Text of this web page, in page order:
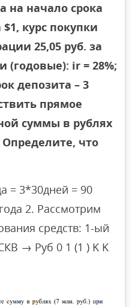
на начало срока
курс покупки
25,05 руб. за
(годовые): ir = 28%;
депозита – 3
прямое
суммы в рублях
что
= 3*30дней = 90
2. Рассмотрим
средств: 1-ый
→ Руб 0 1 (1 ) K K